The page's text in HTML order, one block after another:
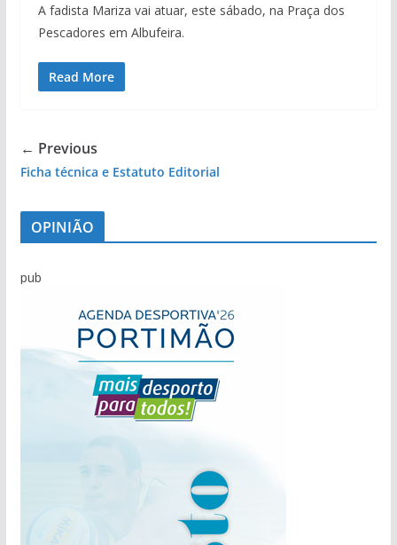
A fadista Mariza vai atuar, este sábado, na Praça dos
Pescadores em Albufeira.
Read More
← Previous
Ficha técnica e Estatuto Editorial
OPINIÃO
pub